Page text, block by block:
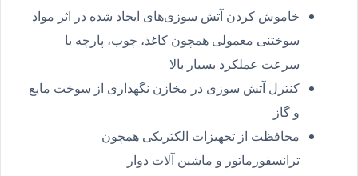
خاموش کردن آتش سوزی‌های ایجاد شده در اثر مواد
سوختنی معمولی همچون کاغذ، چوب، پارچه با
سرعت عملکرد بسیار بالا
کنترل آتش سوزی در مخازن نگهداری از سوخت مایع
و گاز
محافظت از تجهیزات الکتریکی همچون
ترانسفورماتور و ماشین آلات دوار